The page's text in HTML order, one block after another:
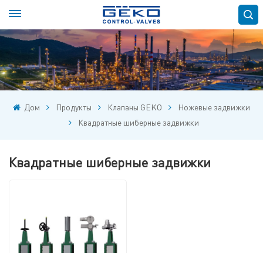
Дом Продукты Клапаны GEKO
Ножевые задвижки
Квадратные шиберные задвижки
Квадратные шиберные задвижки